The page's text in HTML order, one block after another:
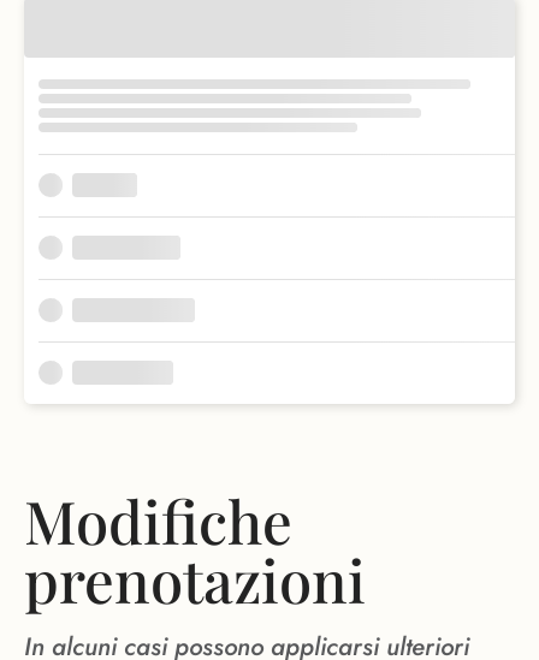
Modifiche
prenotazioni
In alcuni casi possono applicarsi ulteriori